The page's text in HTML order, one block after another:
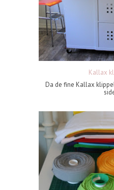
Kallax
Da de fine Kallax